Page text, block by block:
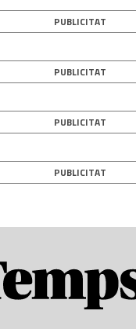
PUBLICITAT
PUBLICITAT
PUBLICITAT
PUBLICITAT